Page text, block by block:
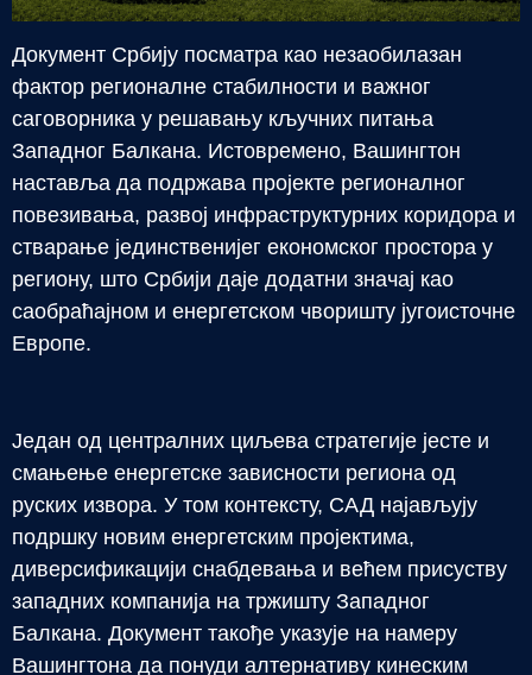
Документ Србију посматра као незаобилазан
фактор регионалне стабилности и важног
саговорника у решавању кључних питања
Западног Балкана. Истовремено, Вашингтон
наставља да подржава пројекте регионалног
повезивања, развој инфраструктурних коридора и
стварање јединственијег економског простора у
региону, што Србији даје додатни значај као
саобраћајном и енергетском чворишту југоисточне
Европе.
Један од централних циљева стратегије јесте и
смањење енергетске зависности региона од
руских извора. У том контексту, САД најављују
подршку новим енергетским пројектима,
диверсификацији снабдевања и већем присуству
западних компанија на тржишту Западног
Балкана. Документ такође указује на намеру
Вашингтона да понуди алтернативу кинеским